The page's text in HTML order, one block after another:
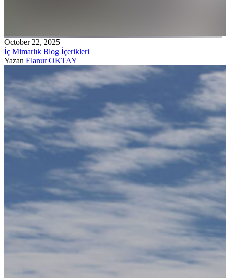
October 22, 2025
İç Mimarlık Blog İçerikleri
Yazan Elanur OKTAY